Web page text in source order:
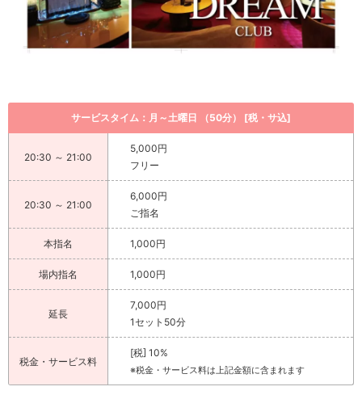
サービスタイム：月～土曜日 （50分） [税・サ込]
20:30 ～ 21:00
5,000円
フリー
20:30 ～ 21:00
6,000円
ご指名
本指名 1,000円
場内指名 1,000円
延長
7,000円
1セット50分
税金・サービス料
[税] 10%
※税金・サービス料は上記金額に含まれます